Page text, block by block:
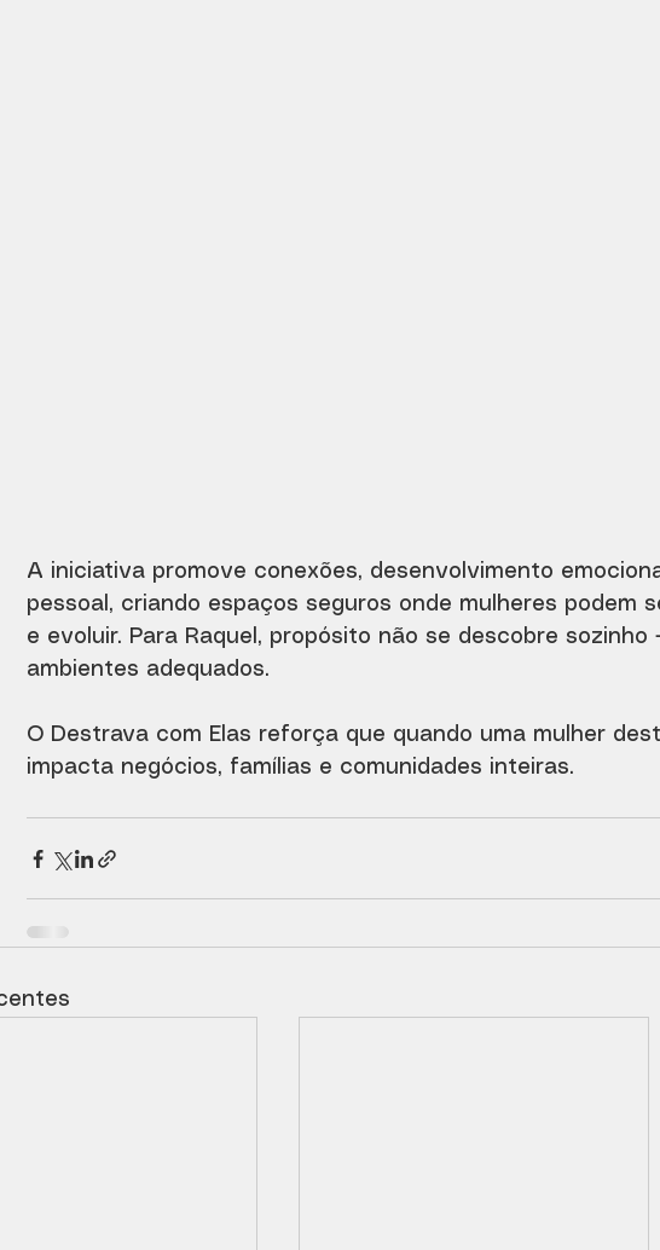
A iniciativa promove conexões, desenvolvimento
pessoal, criando espaços seguros onde mulheres podem
e evoluir. Para Raquel, propósito não se descobre sozinho
ambientes adequados.
O Destrava com Elas reforça que quando uma mulher
impacta negócios, famílias e comunidades inteiras.